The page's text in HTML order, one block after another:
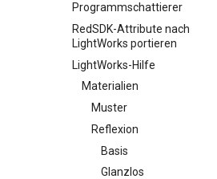
Programmschattierer
RedSDK-Attribute nach
LightWorks portieren
LightWorks-Hilfe
Materialien
Muster
Reflexion
Basis
Glanzlos